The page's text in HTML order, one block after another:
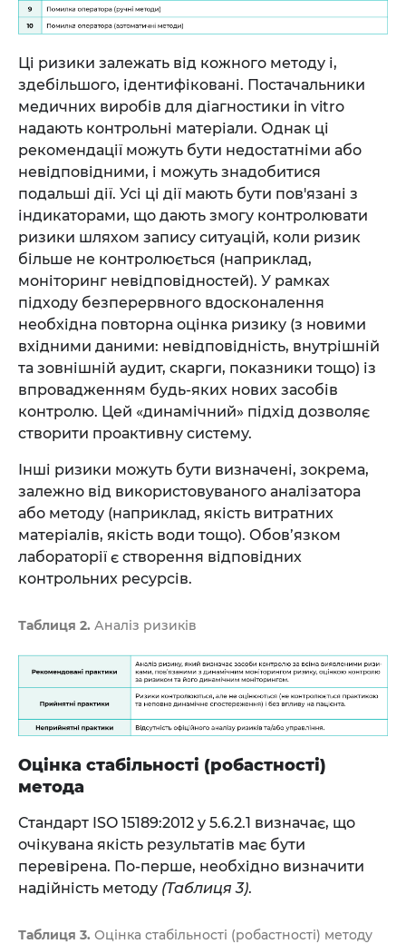
Ці ризики залежать від кожного методу і,
здебільшого, ідентифіковані. Постачальники
медичних виробів для діагностики in vitro
надають контрольні матеріали. Однак ці
рекомендації можуть бути недостатніми або
невідповідними, і можуть знадобитися
подальші дії. Усі ці дії мають бути пов'язані з
індикаторами, що дають змогу контролювати
ризики шляхом запису ситуацій, коли ризик
більше не контролюється (наприклад,
моніторинг невідповідностей). У рамках
підходу безперервного вдосконалення
необхідна повторна оцінка ризику (з новими
вхідними даними: невідповідність, внутрішній
та зовнішній аудит, скарги, показники тощо) із
впровадженням будь-яких нових засобів
контролю. Цей «динамічний» підхід дозволяє
створити проактивну систему.
Інші ризики можуть бути визначені, зокрема,
залежно від використовуваного аналізатора
або методу (наприклад, якість витратних
матеріалів, якість води тощо). Обов’язком
лабораторії є створення відповідних
контрольних ресурсів.
Таблиця 2. Аналіз ризиків
Оцінка стабільності (робастності)
метода
Стандарт ISO 15189:2012 у 5.6.2.1 визначає, що
очікувана якість результатів має бути
перевірена. По-перше, необхідно визначити
надійність методу (Таблиця 3).
Таблиця 3. Оцінка стабільності (робастності) методу